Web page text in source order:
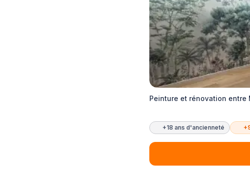
Peinture et rénovation entre
+18 ans d'ancienneté